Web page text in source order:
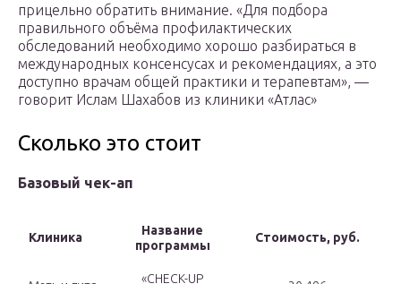
прицельно обратить внимание. «Для подбора
правильного объёма профилактических
обследований необходимо хорошо разбираться в
международных консенсусах и рекомендациях, а это
доступно врачам общей практики и терапевтам», —
говорит Ислам Шахабов из клиники «Атлас»
Сколько это стоит
Базовый чек-ап
Клиника
Название
программы
Стоимость, руб.
«CHECK-UP